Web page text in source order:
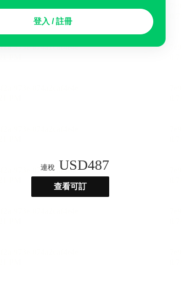
登入 / 註冊
免費取消 民宿 泊車場
連稅 USD487
查看可訂